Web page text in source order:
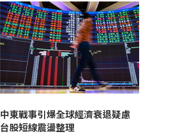
中東戰事引爆全球經濟衰退疑慮
台股短線震盪整理